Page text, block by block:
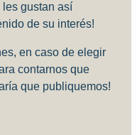
gustan así
de su interés!
en caso de elegir
contarnos que
que publiquemos!